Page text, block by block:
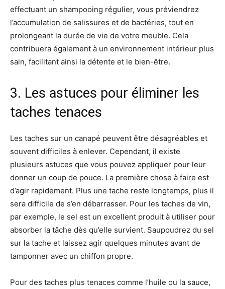
effectuant un shampooing régulier, vous préviendrez
l’accumulation de salissures et de bactéries, tout en
prolongeant la durée de vie de votre meuble. Cela
contribuera également à un environnement intérieur plus
sain, facilitant ainsi la détente et le bien-être.
3. Les astuces pour éliminer les
taches tenaces
Les taches sur un canapé peuvent être désagréables et
souvent difficiles à enlever. Cependant, il existe
plusieurs astuces que vous pouvez appliquer pour leur
donner un coup de pouce. La première chose à faire est
d’agir rapidement. Plus une tache reste longtemps, plus il
sera difficile de s’en débarrasser. Pour les taches de vin,
par exemple, le sel est un excellent produit à utiliser pour
absorber la tâche dès qu’elle survient. Saupoudrez du sel
sur la tache et laissez agir quelques minutes avant de
tamponner avec un chiffon propre.
Pour des taches plus tenaces comme l’huile ou la sauce,